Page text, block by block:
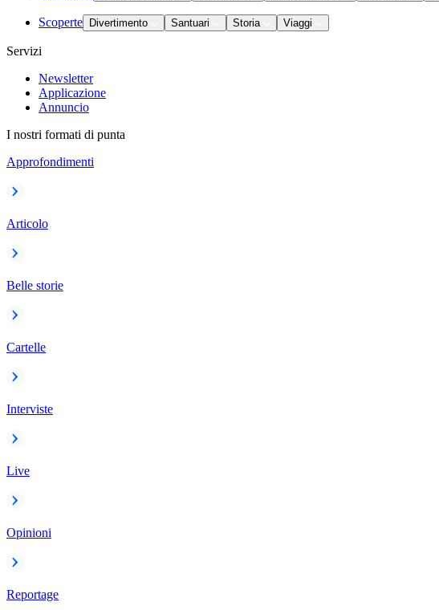
Scoperte Divertimento Santuari Storia Viaggi
Servizi
Newsletter
Applicazione
Annuncio
I nostri formati di punta
Approfondimenti
Articolo
Belle storie
Cartelle
Interviste
Live
Opinioni
Reportage